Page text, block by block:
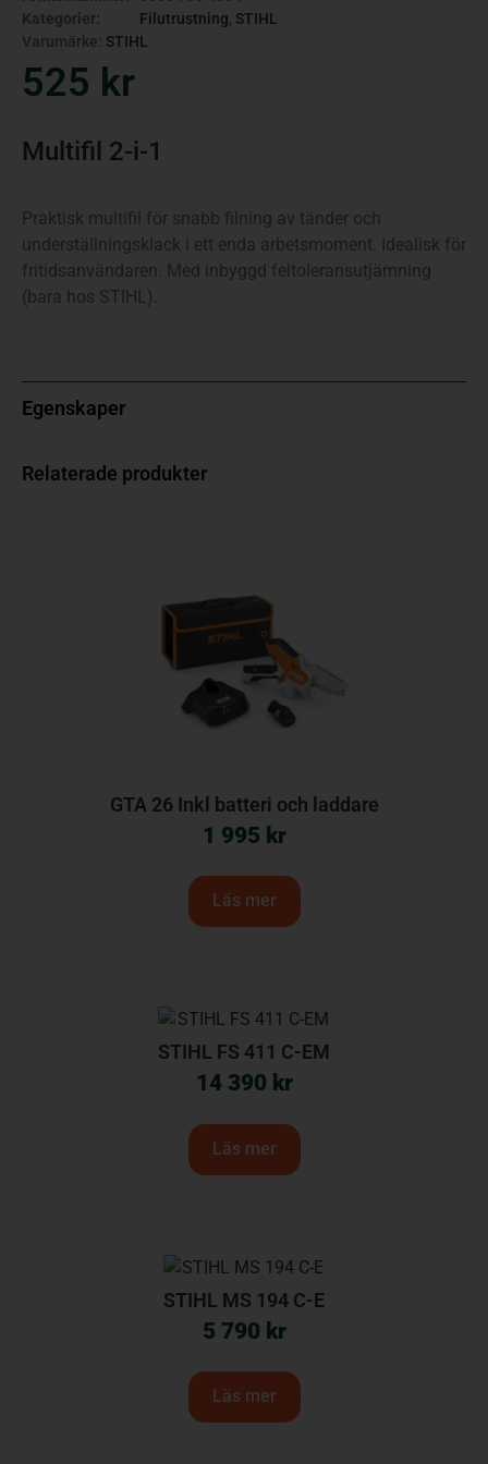
Kategorier:
Filutrustning, STIHL
Varumärke: STIHL
525 kr
Multifil 2-i-1
Praktisk multifil för snabb filning av tänder och
underställningsklack i ett enda arbetsmoment. Idealisk för
fritidsanvändaren. Med inbyggd feltoleransutjämning
(bara hos STIHL).
Egenskaper
Relaterade produkter
GTA 26 Inkl batteri och laddare
1 995 kr
Läs mer
STIHL FS 411 C-EM
14 390 kr
Läs mer
STIHL MS 194 C-E
5 790 kr
Läs mer